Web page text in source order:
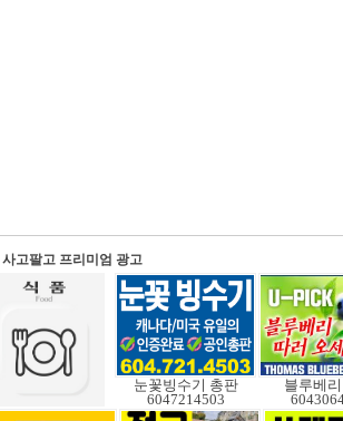
사고팔고 프리미엄 광고
눈꽃빙수기 총판
6047214503
블루베